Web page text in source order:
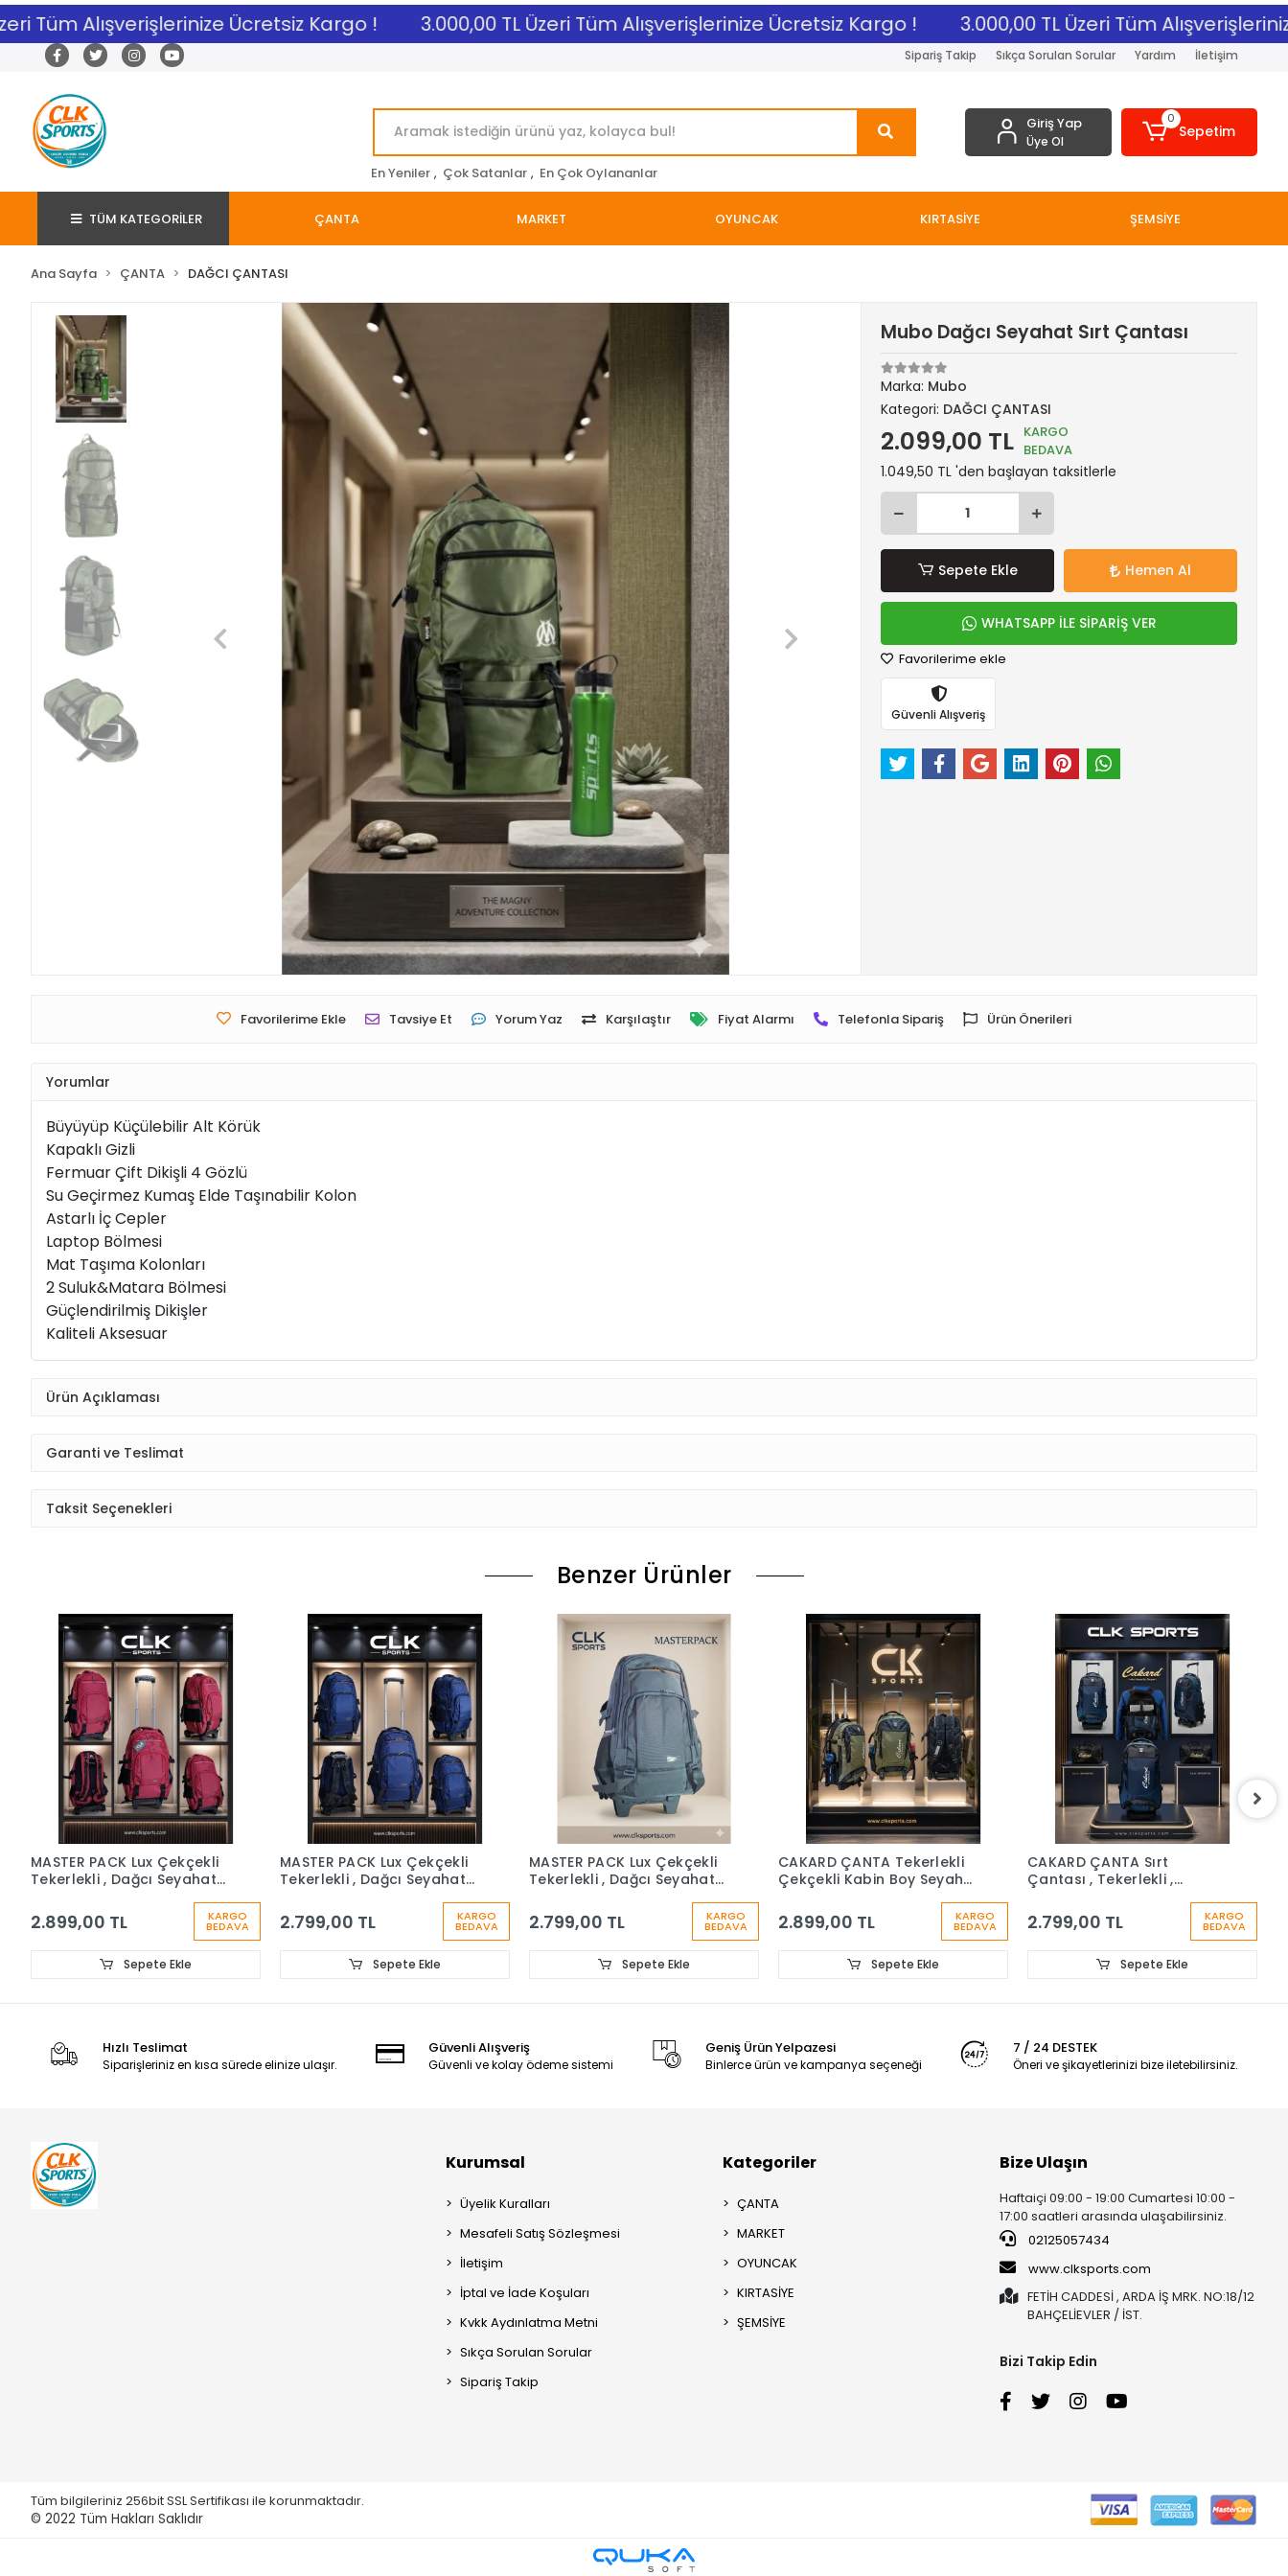
Tüm Alışverişlerinize Ücretsiz Kargo ! 3.000,00 TL Üzeri Tüm Alışverişlerinize Ücretsiz Kargo ! 3.000,00 TL Üzeri Tüm
Sipariş Takip Sıkça Sorulan Sorular Yardım İletişim
En Yeniler , Çok Satanlar , En Çok Oylananlar
Giriş Yap
Üye Ol
0
Sepetim
TÜM KATEGORİLER ÇANTA MARKET OYUNCAK KIRTASİYE ŞEMSİYE
Ana Sayfa ÇANTA DAĞCI ÇANTASI
Mubo Dağcı Seyahat Sırt Çantası
Marka: Mubo
Kategori: DAĞCI ÇANTASI
2.099,00 TL KARGO
BEDAVA
1.049,50 TL 'den başlayan taksitlerle
Sepete Ekle Hemen Al
WHATSAPP İLE SİPARİŞ VER
Favorilerime ekle
Güvenli Alışveriş
Favorilerime Ekle Tavsiye Et Yorum Yaz Karşılaştır Fiyat Alarmı Telefonla Sipariş Ürün Önerileri
Yorumlar
Büyüyüp Küçülebilir Alt Körük
Kapaklı Gizli
Fermuar Çift Dikişli 4 Gözlü
Su Geçirmez Kumaş Elde Taşınabilir Kolon
Astarlı İç Cepler
Laptop Bölmesi
Mat Taşıma Kolonları
2 Suluk&Matara Bölmesi
Güçlendirilmiş Dikişler
Kaliteli Aksesuar
Ürün Açıklaması
Garanti ve Teslimat
Taksit Seçenekleri
Benzer Ürünler
MASTER PACK Lux Çekçekli
Tekerlekli , Dağcı Seyahat
Çantası
2.899,00 TL KARGO
BEDAVA
Sepete Ekle
MASTER PACK Lux Çekçekli
Tekerlekli , Dağcı Seyahat
2.799,00 TL KARGO
BEDAVA
Sepete Ekle
MASTER PACK Lux Çekçekli
Tekerlekli , Dağcı Seyahat
2.799,00 TL KARGO
BEDAVA
Sepete Ekle
CAKARD ÇANTA Tekerlekli
Çekçekli Kabin Boy Seyahat
2.899,00 TL KARGO
BEDAVA
Sepete Ekle
CAKARD ÇANTA Sırt
Çantası , Tekerlekli ,
Seyahat , Dağcı
2.799,00 TL KARGO
BEDAVA
Sepete Ekle
Hızlı Teslimat
Siparişleriniz en kısa sürede elinize ulaşır.
Güvenli Alışveriş
Güvenli ve kolay ödeme sistemi
Geniş Ürün Yelpazesi
Binlerce ürün ve kampanya seçeneği
7 / 24 DESTEK
Öneri ve şikayetlerinizi bize iletebilirsiniz.
Kurumsal
Üyelik Kuralları
Mesafeli Satış Sözleşmesi
İletişim
İptal ve İade Koşuları
Kvkk Aydınlatma Metni
Sıkça Sorulan Sorular
Sipariş Takip
Kategoriler
ÇANTA
MARKET
OYUNCAK
KIRTASİYE
ŞEMSİYE
Bize Ulaşın
Haftaiçi 09:00 - 19:00 Cumartesi 10:00 -
17:00 saatleri arasında ulaşabilirsiniz.
02125057434
www.clksports.com
FETİH CADDESİ , ARDA İŞ MRK. NO:18/12
BAHÇELİEVLER / İST.
Bizi Takip Edin
Tüm bilgileriniz 256bit SSL Sertifikası ile korunmaktadır.
© 2022 Tüm Hakları Saklıdır